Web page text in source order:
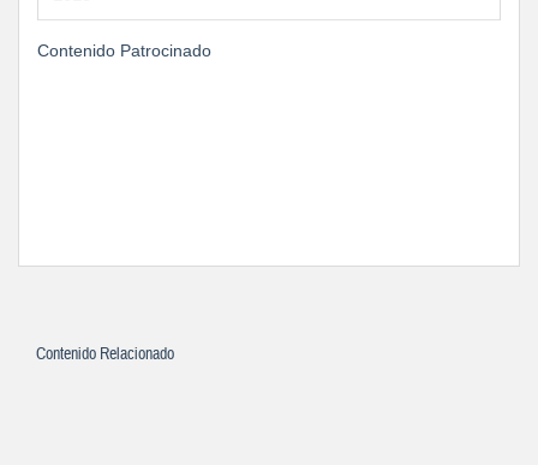
Contenido Patrocinado
Contenido Relacionado